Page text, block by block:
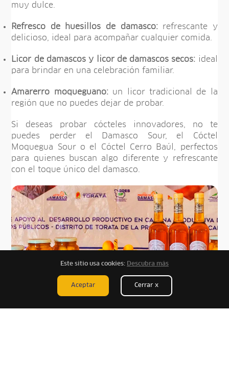
muy dulce.
Refresco de huesillos de damasco:refrescante y
delicioso, ideal para acompañar cualquier comida.
Licor de damascos y licor de damascos secos: ideal
para brindar en una celebración familiar.
Amarerro moqueguano:un licor tradicional de la
región que no puedes dejar de probar.
Si deseas probar cócteles innovadores, no te
puedes perder el Damasco Sour, el Cóctel
Moquegua Sour o el Cóctel Cerro Baúl, perfectos
para quienes buscan algo diferente y refrescante
con el toque único del damasco.
Este sitio usa cookies: Descubra más
Aceptar Cerrar x